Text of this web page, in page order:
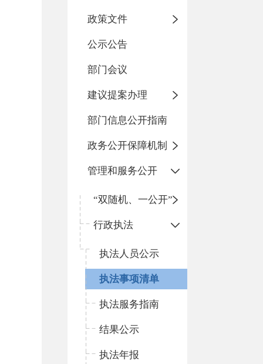
政策文件
公示公告
部门会议
建议提案办理
部门信息公开指南
政务公开保障机制
管理和服务公开
“双随机、一公开”
行政执法
执法人员公示
执法事项清单
执法服务指南
结果公示
执法年报